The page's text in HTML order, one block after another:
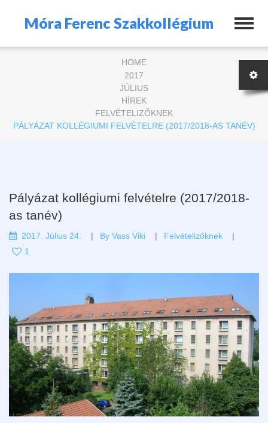
Móra Ferenc Szakkollégium
HOME
2017
JÚLIUS
HÍREK
FELVÉTELIZŐKNEK
PÁLYÁZAT KOLLÉGIUMI FELVÉTELRE (2017/2018-AS TANÉV)
Pályázat kollégiumi felvételre (2017/2018-
as tanév)
2017. Július 24. By Vass Viki
Felvételizőknek
1